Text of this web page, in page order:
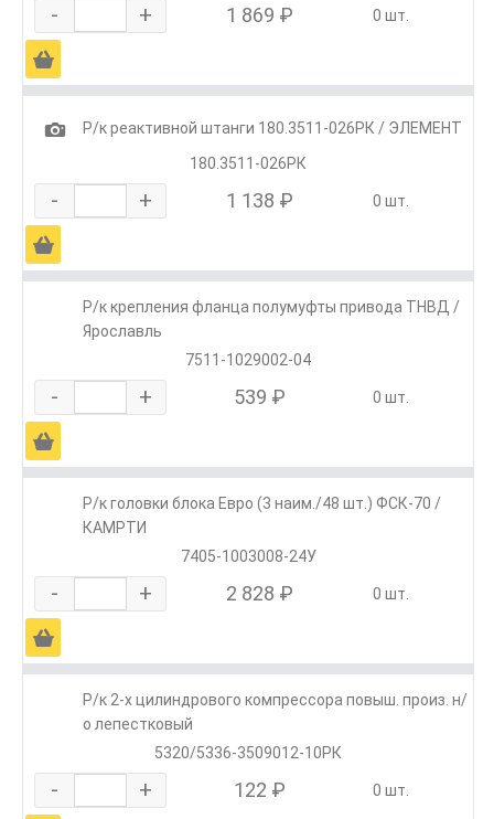
- + 1 869 ₽ 0 шт.
Ä
1
Р/к реактивной штанги 180.3511-026РК / ЭЛЕМЕНТ
180.3511-026РК
- + 1 138 ₽ 0 шт.
Ä
Р/к крепления фланца полумуфты привода ТНВД /
Ярославль
7511-1029002-04
- + 539 ₽ 0 шт.
Ä
Р/к головки блока Евро (3 наим./48 шт.) ФСК-70 /
КАМРТИ
7405-1003008-24У
- + 2 828 ₽ 0 шт.
Ä
Р/к 2-х цилиндрового компрессора повыш. произ. н/
о лепестковый
5320/5336-3509012-10РК
- + 122 ₽ 0 шт.